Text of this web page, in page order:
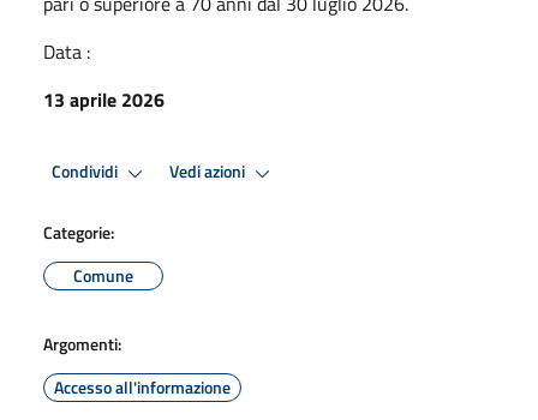
Data :
13 aprile 2026
Condividi Vedi azioni
Categorie:
Comune
Argomenti:
Accesso all'informazione